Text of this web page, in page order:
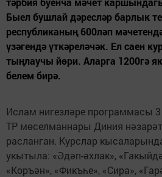
Быел бушлай дәресләр барлык
республиканың 600ләп
үзәгендә үткәреләчәк. Ел саен
тыңлаучы йөри. Аларга 1200гә
белем бирә.
Ислам нигезләре программасы 3
ТР мөселманнары Диния
расланган. Курслар
укытыла: «Әдәп-әхлак»,
«Коръән», «Фикъһе», «Сира»,